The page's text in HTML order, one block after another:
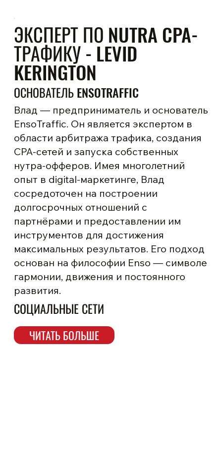
картину Nutra-трафика
ЭКСПЕРТ ПО NUTRA CPA-
ТРАФИКУ - LEVID
KERINGTON
ОСНОВАТЕЛЬ ENSOTRAFFIC
Влад — предприниматель и основатель
EnsoTraffic. Он является экспертом в
области арбитража трафика, создания
CPA-сетей и запуска собственных
нутра-офферов. Имея многолетний
опыт в digital-маркетинге, Влад
сосредоточен на построении
долгосрочных отношений с
партнёрами и предоставлении им
инструментов для достижения
максимальных результатов. Его подход
основан на философии Enso — символе
гармонии, движения и постоянного
развития.
СОЦИАЛЬНЫЕ СЕТИ
ЧИТАТЬ БОЛЬШЕ